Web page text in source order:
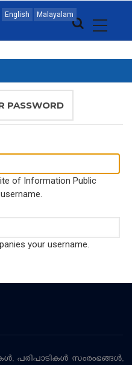
English Malayalam
MAIN
NAVIGATION
MALAYALAM
PASSWORD
of Information Public
your username.
പരിപാടികള്‍ സംരംഭങ്ങള്‍,